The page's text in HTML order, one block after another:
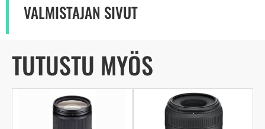
VALMISTAJAN SIVUT
TUTUSTU MYÖS